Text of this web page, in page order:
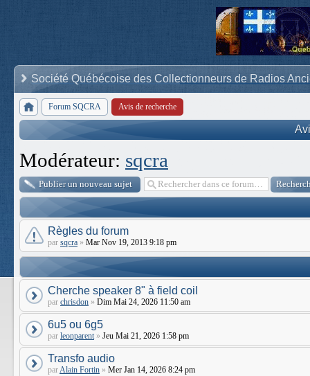
Société Québécoise des Collectionneurs de Radios
Forum SQCRA Avis de recherche
Modérateur: sqcra
Publier un nouveau sujet
Règles du forum
par sqcra » Mar Nov 19, 2013 9:18 pm
Cherche speaker 8" à field coil
par chrisdon » Dim Mai 24, 2026 11:50 am
6u5 ou 6g5
par leonparent » Jeu Mai 21, 2026 1:58 pm
Transfo audio
parAlain Fortin » Mer Jan 14, 2026 8:24 pm